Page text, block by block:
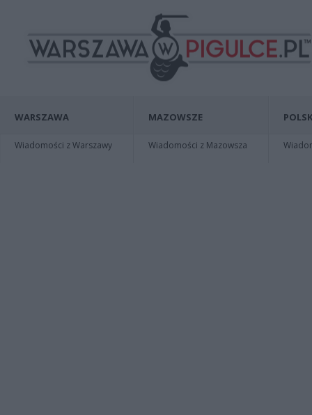
WARSZAWA
Wiadomości z Warszawy
MAZOWSZE
Wiadomości z Mazowsza